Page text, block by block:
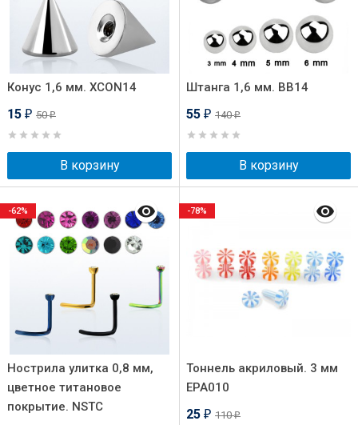
Конус 1,6 мм. XCON14
15 ₽ 50₽
В корзину
Штанга 1,6 мм. BB14
55 ₽ 140₽
В корзину
Нострила улитка 0,8 мм,
цветное титановое
покрытие. NSTC
-62%
Тоннель акриловый. 3 мм
EPA010
25 ₽ 110₽
-78%